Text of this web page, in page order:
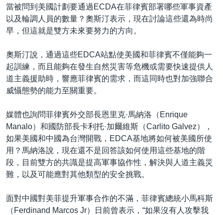
當被問到美國計劃要通過ECDA在菲律賓部署哪些軍事資產
以及輪調人員的數量？奧斯汀表示，現在討論這些還為時尚
早，但這就是雙方未來要努力的方向。
奧斯汀說，通過這些EDCA站點使美國和菲律賓不僅能夠一
起訓練，而且能夠在發生自然災害等危機或需要快速提供人
道主義援助時，響應菲律賓的需求，而這同時也對加強聯合
威懾態勢的能力至關重要。
媒體也詢問菲律賓外交部長恩里克·馬納洛（Enrique
Manalo）和國防部長卡利托·加爾維斯（Carlito Galvez），
如果美國和中國為台灣開戰，EDCA基地將如何被美國所使
用？馬納洛說，現在還不是回答該如何使用這些基地的階
段，目前雙方的共識是提高軍事協作性，解決與人道主義災
難，以及可能應對其他類型的安全挑戰。
面對中國對美菲提升軍事合作的不滿，菲律賓總統小馬科斯
（Ferdinand Marcos Jr）日前曾表示，“如果沒有人攻擊我